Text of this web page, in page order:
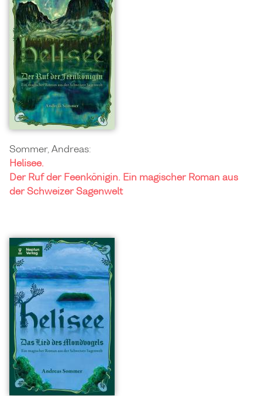
Sommer, Andreas:
Helisee.
Der Ruf der Feenkönigin. Ein magischer Roman aus
der Schweizer Sagenwelt